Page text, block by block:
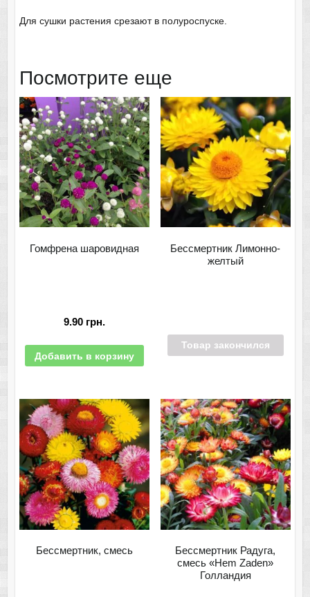
Для сушки растения срезают в полуроспуске.
Посмотрите еще
Гомфрена шаровидная
9.90 грн.
Добавить в корзину
Бессмертник Лимонно-
желтый
Товар закончился
Бессмертник, смесь
Бессмертник Радуга,
смесь «Hem Zaden»
Голландия